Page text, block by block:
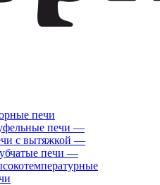
печи
печи —
с вытяжкой —
печи —